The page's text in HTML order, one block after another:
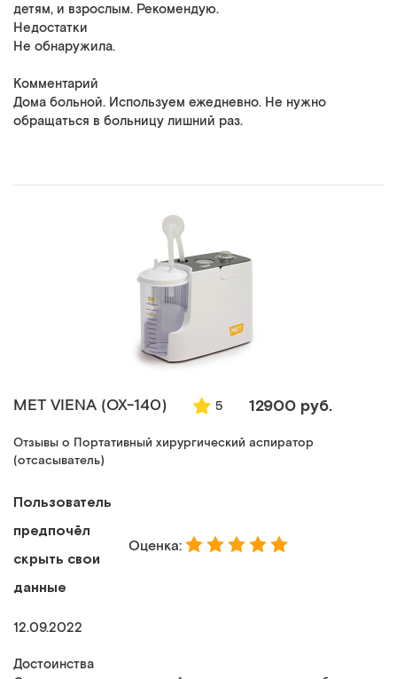
детям, и взрослым. Рекомендую.
Недостатки
Не обнаружила.
Комментарий
Дома больной. Используем ежедневно. Не нужно
обращаться в больницу лишний раз.
MET VIENA (ОХ-140) 5 12900 руб.
Отзывы о Портативный хирургический аспиратор
(отсасыватель)
Пользователь
предпочёл
скрыть свои
данные
Оценка:
12.09.2022
Достоинства